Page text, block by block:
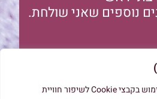
לידיעתך, באתר זה נעשה שימוש בקבצי Cookie לשיפור חוויית
נוספים שאני שולחת.